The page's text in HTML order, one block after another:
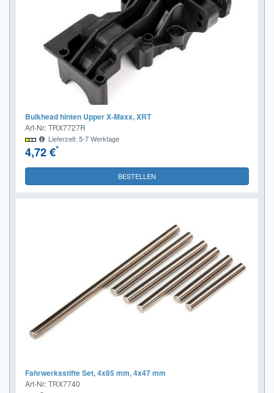
Bulkhead hinten Upper X-Maxx, XRT
Art-Nr: TRX7727R
Lieferzeit: 5-7 Werktage
4,72 €*
BESTELLEN
Fahrwerksstifte Set, 4x85 mm, 4x47 mm
Art-Nr: TRX7740